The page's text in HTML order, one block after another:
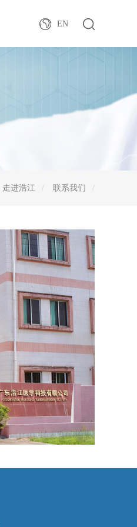
EN
走进浩江 联系我们